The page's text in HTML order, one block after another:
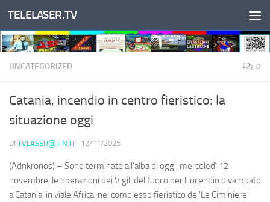
Salta al contenuto
TELELASER.TV
UNCATEGORIZED 0
Catania, incendio in centro fieristico: la
situazione oggi
DI TVLASER@TIN.IT · 12/11/2025
(Adnkronos) – Sono terminate all'alba di oggi, mercoledì 12
novembre, le operazioni dei Vigili del fuoco per l'incendio divampato
a Catania, in viale Africa, nel complesso fieristico de 'Le Ciminiere'